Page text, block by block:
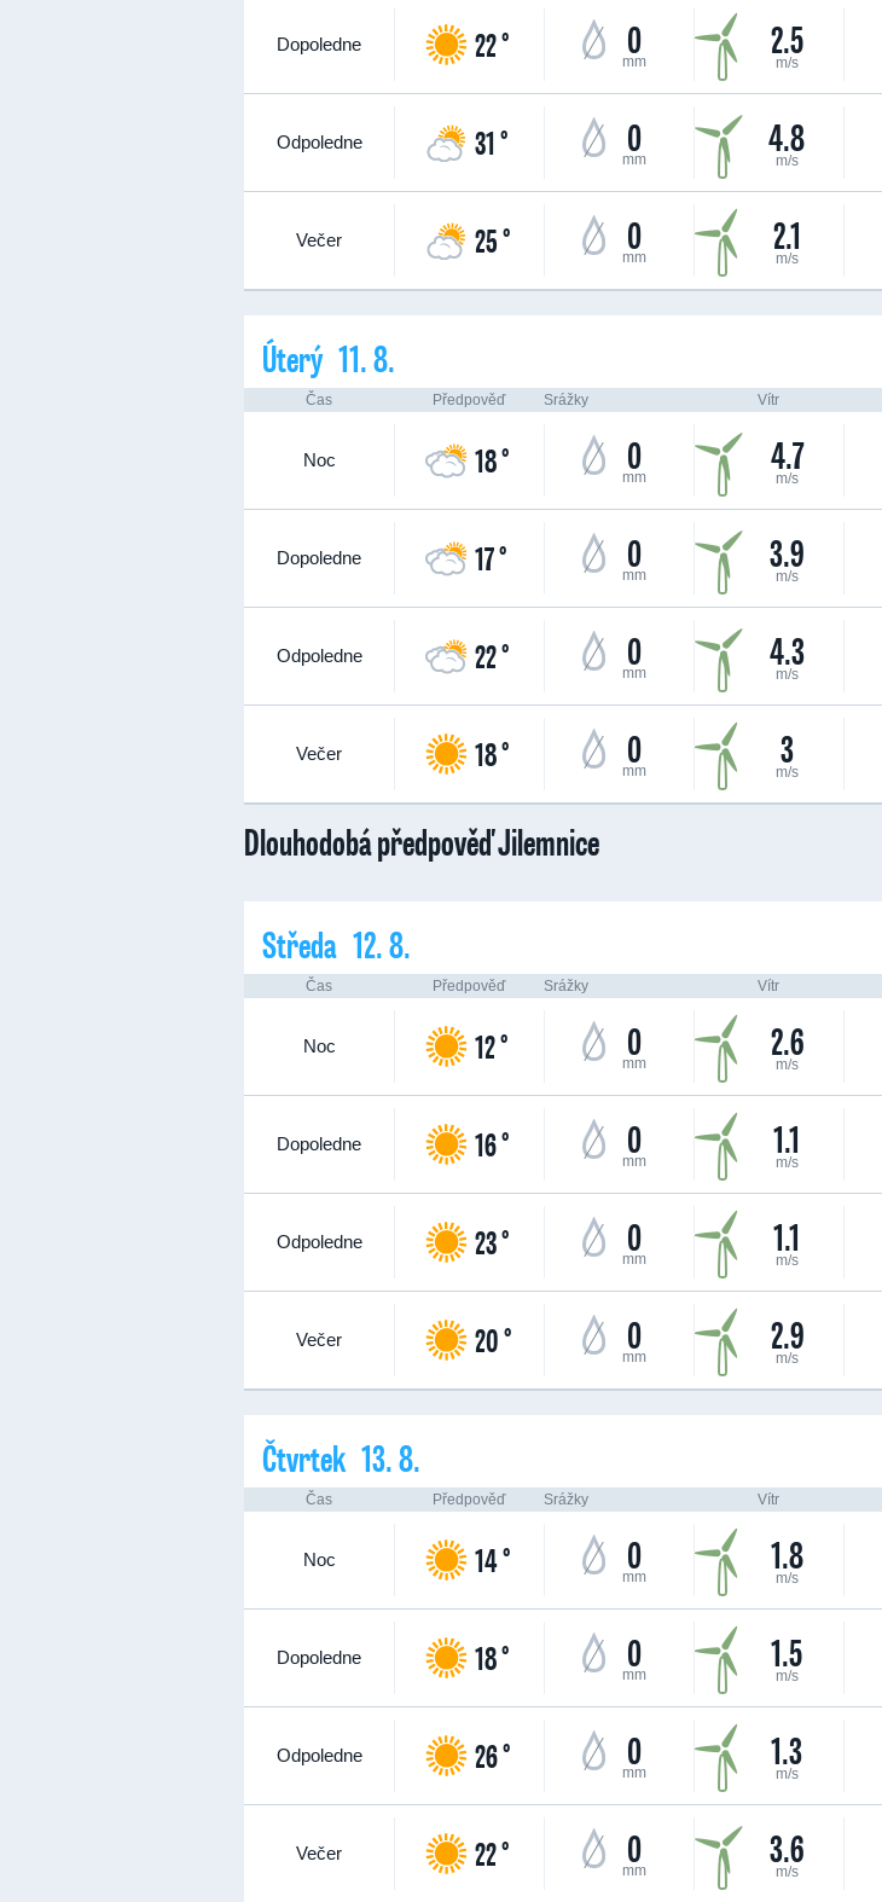
Dopoledne 22 ° 0
mm 2.5
m/s
Odpoledne 31 ° 0
mm 4.8
m/s
Večer 25 ° 0
mm 2.1
m/s
Úterý 11. 8.
Čas Předpověď Srážky Vítr
Noc 18 ° 0
mm 4.7
m/s
Dopoledne 17 ° 0
mm 3.9
m/s
Odpoledne 22 ° 0
mm 4.3
m/s
Večer 18 ° 0
mm 3
m/s
Dlouhodobá předpověď Jilemnice
Středa 12. 8.
Čas Předpověď Srážky Vítr
Noc 12 ° 0
mm 2.6
m/s
Dopoledne 16 ° 0
mm 1.1
m/s
Odpoledne 23 ° 0
mm 1.1
m/s
Večer 20 ° 0
mm 2.9
m/s
Čtvrtek 13. 8.
Čas Předpověď Srážky Vítr
Noc 14 ° 0
mm 1.8
m/s
Dopoledne 18 ° 0
mm 1.5
m/s
Odpoledne 26 ° 0
mm 1.3
m/s
Večer 22 ° 0
mm 3.6
m/s